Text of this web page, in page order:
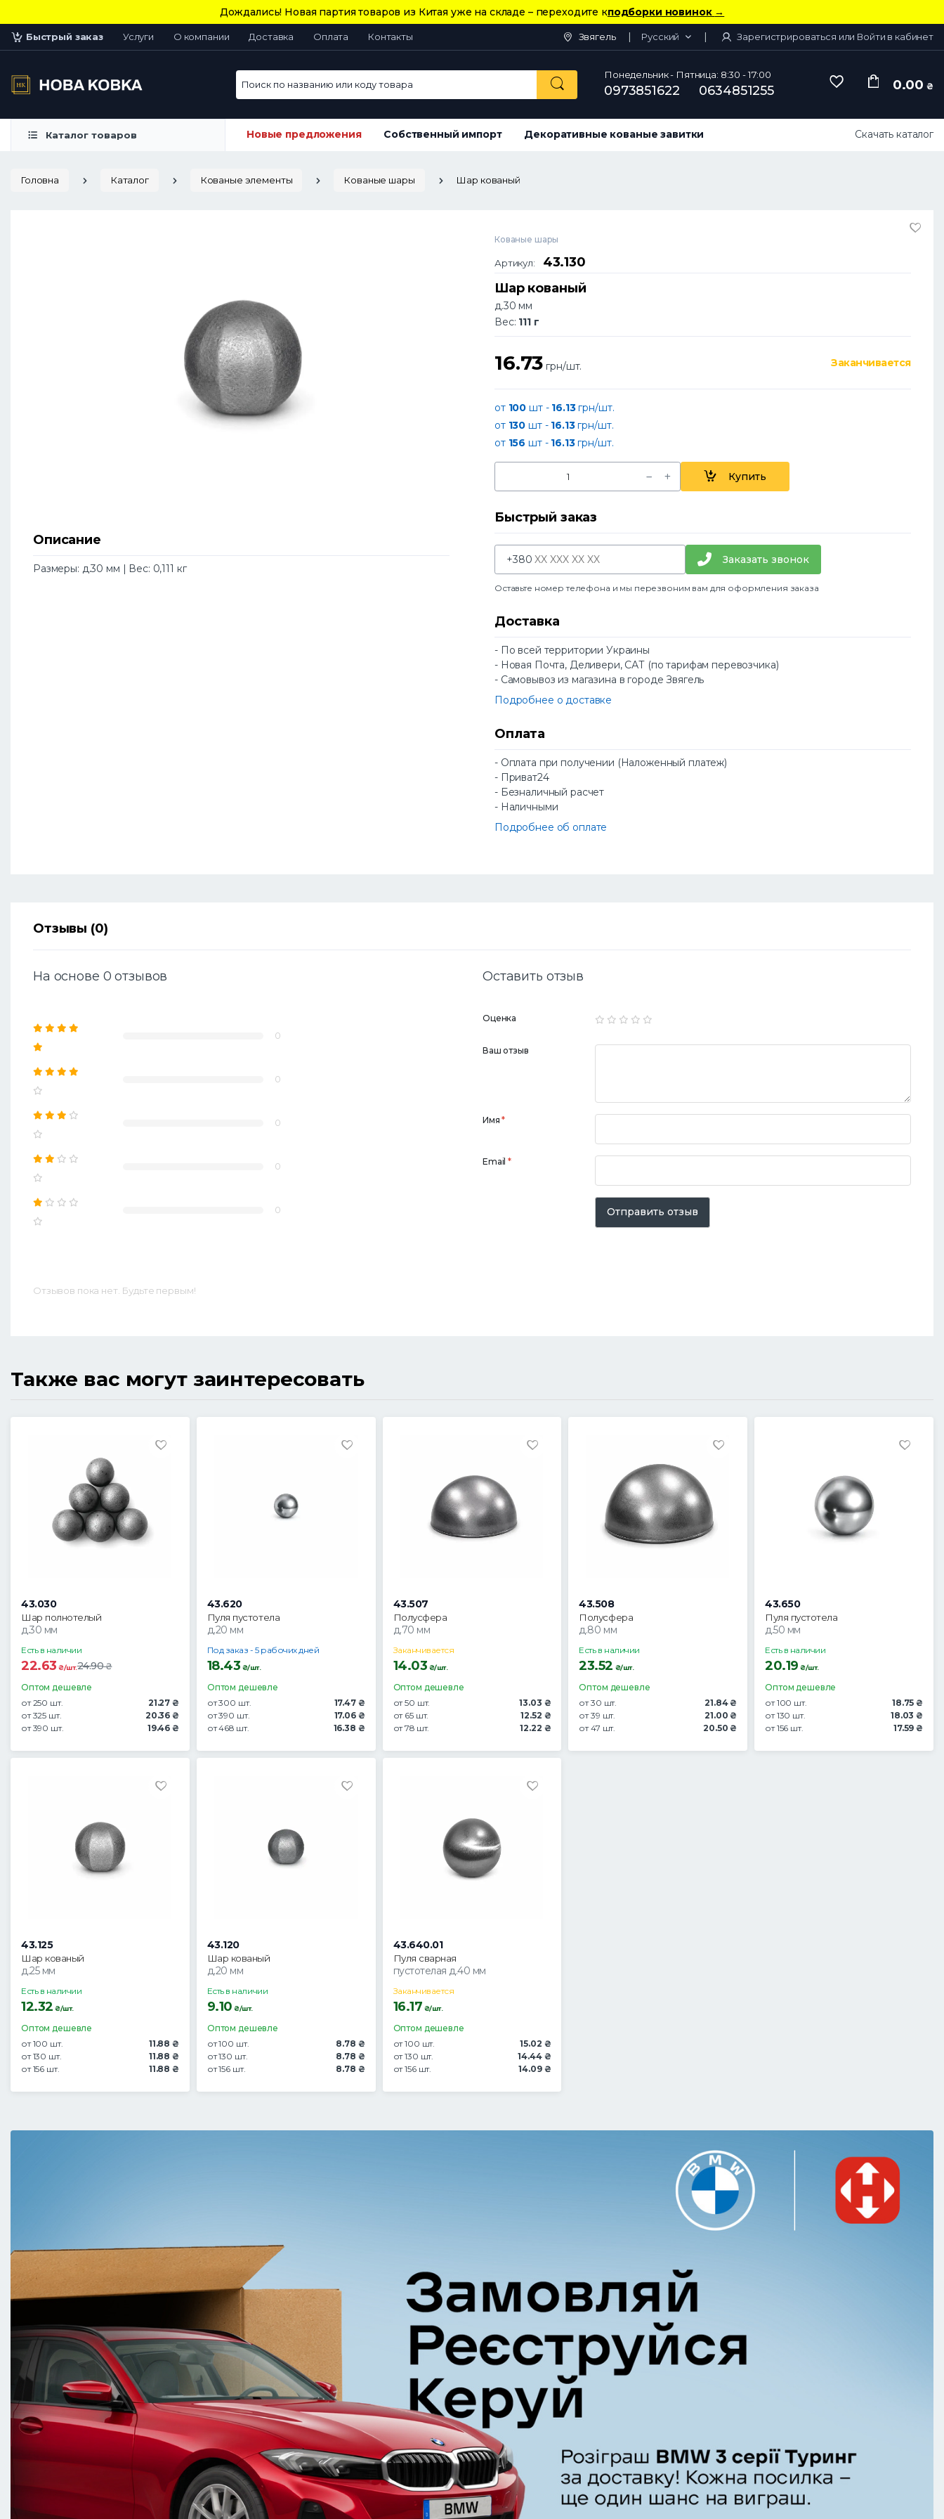
Дождались! Новая партия товаров из Китая уже на складе – переходите кподборки новинок →
Быстрый заказ Услуги О компании Доставка Оплата Контакты Звягель Русский Зарегистрироваться или Войти в кабинет
Поиск по названию или коду товара Понедельник - Пятница: 8:30 - 17:00
0973851622 0634851255 0.00 ₴
Каталог товаров Новые предложения Собственный импорт Декоративные кованые завитки Скачать каталог
Головна Каталог Кованые элементы Кованые шары Шар кованый
Описание
Размеры: д.30 мм | Вес: 0,111 кг
Кованые шары
Артикул:
43.130
Шар кованый
д.30 мм
Вес: 111 г
16.73 грн/шт. Заканчивается
от 100 шт - 16.13грн/шт.
от 130 шт - 16.13грн/шт.
от 156 шт - 16.13грн/шт.
Купить
Быстрый заказ
+380 Заказать звонок
Оставьте номер телефона и мы перезвоним вам для оформления заказа
Доставка
- По всей территории Украины
- Новая Почта, Деливери, САТ (по тарифам перевозчика)
- Самовывоз из магазина в городе Звягель
Подробнее о доставке
Оплата
- Оплата при получении (Наложенный платеж)
- Приват24
- Безналичный расчет
- Наличными
Подробнее об оплате
Отзывы (0)
На основе 0 отзывов
0
0
0
0
0
Оставить отзыв
Оценка
Ваш отзыв
Имя*
Email*
Отправить отзыв
Отзывов пока нет. Будьте первым!
Также вас могут заинтересовать
43.030
Шар полнотелый
д.30 мм
Есть в наличии
22.63 ₴/шт.24.90₴
Оптом дешевле
от 250 шт.
21.27 ₴
от 325 шт.
20.36 ₴
от 390 шт.
19.46 ₴
43.620
Пуля пустотела
д.20 мм
Под заказ - 5 рабочих дней
18.43 ₴/шт.
Оптом дешевле
от 300 шт.
17.47 ₴
от 390 шт.
17.06 ₴
от 468 шт.
16.38 ₴
43.507
Полусфера
д.70 мм
Заканчивается
14.03 ₴/шт.
Оптом дешевле
от 50 шт.
13.03 ₴
от 65 шт.
12.52 ₴
от 78 шт.
12.22 ₴
43.508
Полусфера
д.80 мм
Есть в наличии
23.52 ₴/шт.
Оптом дешевле
от 30 шт.
21.84 ₴
от 39 шт.
21.00 ₴
от 47 шт.
20.50 ₴
43.650
Пуля пустотела
д.50 мм
Есть в наличии
20.19 ₴/шт.
Оптом дешевле
от 100 шт.
18.75 ₴
от 130 шт.
18.03 ₴
от 156 шт.
17.59 ₴
43.125
Шар кованый
д.25 мм
Есть в наличии
12.32 ₴/шт.
Оптом дешевле
от 100 шт.
11.88 ₴
от 130 шт.
11.88 ₴
от 156 шт.
11.88 ₴
43.120
Шар кованый
д.20 мм
Есть в наличии
9.10 ₴/шт.
Оптом дешевле
от 100 шт.
8.78 ₴
от 130 шт.
8.78 ₴
от 156 шт.
8.78 ₴
43.640.01
Пуля сварная
пустотелая д.40 мм
Заканчивается
16.17 ₴/шт.
Оптом дешевле
от 100 шт.
15.02 ₴
от 130 шт.
14.44 ₴
от 156 шт.
14.09 ₴